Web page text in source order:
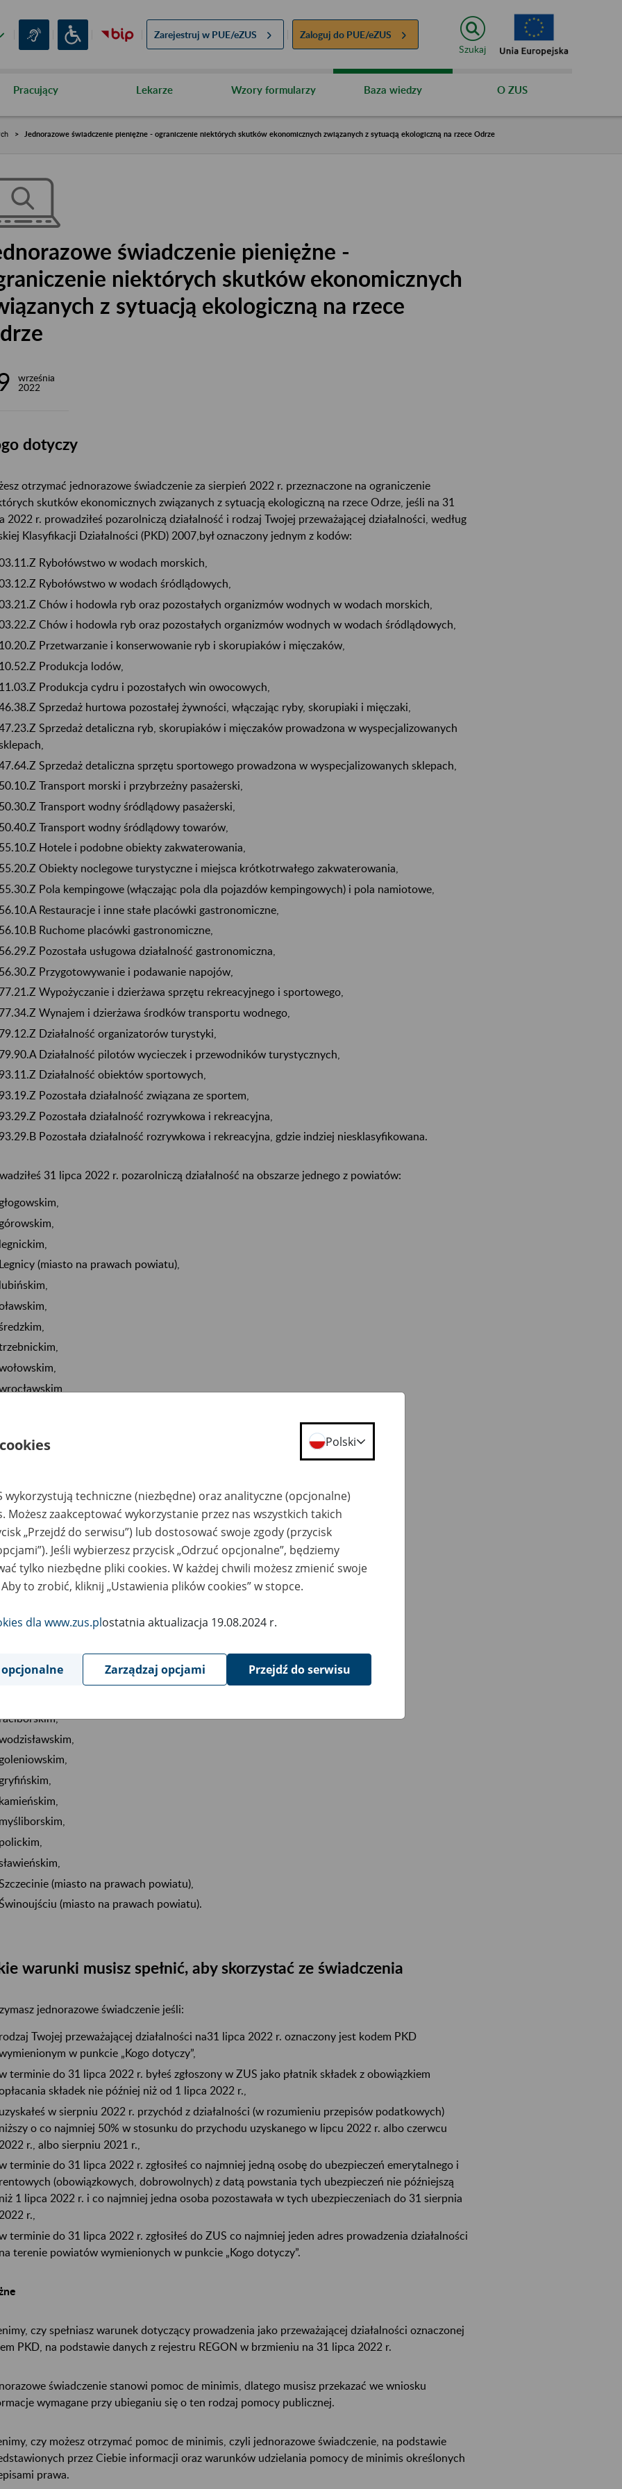
Zarejestruj w PUE/eZUS Zaloguj do PUE/eZUS
Szukaj
Pracujący Lekarze Wzory formularzy Baza wiedzy O ZUS
Jednorazowe świadczenie pieniężne - ograniczenie niektórych skutków ekonomicznych związanych z sytuacją ekologiczną na rzece Odrze
świadczenie pieniężne -
niektórych skutków ekonomicznych
z sytuacją ekologiczną na rzece
września
2022
dotyczy
otrzymać jednorazowe świadczenie za sierpień 2022 r. przeznaczone na ograniczenie
skutków ekonomicznych związanych z sytuacją ekologiczną na rzece Odrze, jeśli na 31
2022 r. prowadziłeś pozarolniczą działalność i rodzaj Twojej przeważającej działalności, według
Klasyfikacji Działalności (PKD) 2007,był oznaczony jednym z kodów:
Rybołówstwo w wodach morskich,
Rybołówstwo w wodach śródlądowych,
Chów i hodowla ryb oraz pozostałych organizmów wodnych w wodach morskich,
Chów i hodowla ryb oraz pozostałych organizmów wodnych w wodach śródlądowych,
Przetwarzanie i konserwowanie ryb i skorupiaków i mięczaków,
Produkcja lodów,
Produkcja cydru i pozostałych win owocowych,
Sprzedaż hurtowa pozostałej żywności, włączając ryby, skorupiaki i mięczaki,
Sprzedaż detaliczna ryb, skorupiaków i mięczaków prowadzona w wyspecjalizowanych
Sprzedaż detaliczna sprzętu sportowego prowadzona w wyspecjalizowanych sklepach,
Transport morski i przybrzeżny pasażerski,
Transport wodny śródlądowy pasażerski,
Transport wodny śródlądowy towarów,
Hotele i podobne obiekty zakwaterowania,
Obiekty noclegowe turystyczne i miejsca krótkotrwałego zakwaterowania,
Pola kempingowe (włączając pola dla pojazdów kempingowych) i pola namiotowe,
Restauracje i inne stałe placówki gastronomiczne,
Ruchome placówki gastronomiczne,
Pozostała usługowa działalność gastronomiczna,
Przygotowywanie i podawanie napojów,
Wypożyczanie i dzierżawa sprzętu rekreacyjnego i sportowego,
Wynajem i dzierżawa środków transportu wodnego,
Działalność organizatorów turystyki,
Działalność pilotów wycieczek i przewodników turystycznych,
Działalność obiektów sportowych,
Pozostała działalność związana ze sportem,
Pozostała działalność rozrywkowa i rekreacyjna,
Pozostała działalność rozrywkowa i rekreacyjna, gdzie indziej niesklasyfikowana.
31 lipca 2022 r. pozarolniczą działalność na obszarze jednego z powiatów:
(miasto na prawach powiatu),
Wielkopolskim (miasto na prawach powiatu),
Górze (miasto na prawach powiatu),
(miasto na prawach powiatu),
(miasto na prawach powiatu).
warunki musisz spełnić, aby skorzystać ze świadczenia
jednorazowe świadczenie jeśli:
Twojej przeważającej działalności na31 lipca 2022 r. oznaczony jest kodem PKD
w punkcie „Kogo dotyczy”,
terminie do 31 lipca 2022 r. byłeś zgłoszony w ZUS jako płatnik składek z obowiązkiem
składek nie później niż od 1 lipca 2022 r.,
w sierpniu 2022 r. przychód z działalności (w rozumieniu przepisów podatkowych)
o co najmniej 50% w stosunku do przychodu uzyskanego w lipcu 2022 r. albo czerwcu
r., albo sierpniu 2021 r.,
terminie do 31 lipca 2022 r. zgłosiłeś co najmniej jedną osobę do ubezpieczeń emerytalnego i
(obowiązkowych, dobrowolnych) z datą powstania tych ubezpieczeń nie późniejszą
1 lipca 2022 r. i co najmniej jedna osoba pozostawała w tych ubezpieczeniach do 31 sierpnia
r.,
terminie do 31 lipca 2022 r. zgłosiłeś do ZUS co najmniej jeden adres prowadzenia działalności
terenie powiatów wymienionych w punkcie „Kogo dotyczy”.
czy spełniasz warunek dotyczący prowadzenia jako przeważającej działalności oznaczonej
PKD, na podstawie danych z rejestru REGON w brzmieniu na 31 lipca 2022 r.
świadczenie stanowi pomoc de minimis, dlatego musisz przekazać we wniosku
wymagane przy ubieganiu się o ten rodzaj pomocy publicznej.
czy możesz otrzymać pomoc de minimis, czyli jednorazowe świadczenie, na podstawie
przez Ciebie informacji oraz warunków udzielania pomocy de minimis określonych
prawa.
Polski
wykorzystują techniczne (niezbędne) oraz analityczne (opcjonalne)
Możesz zaakceptować wykorzystanie przez nas wszystkich takich
„Przejdź do serwisu”) lub dostosować swoje zgody (przycisk
Jeśli wybierzesz przycisk „Odrzuć opcjonalne”, będziemy
tylko niezbędne pliki cookies. W każdej chwili możesz zmienić swoje
to zrobić, kliknij „Ustawienia plików cookies” w stopce.
dla www.zus.plostatnia aktualizacja 19.08.2024 r.
Zarządzaj opcjami Przejdź do serwisu